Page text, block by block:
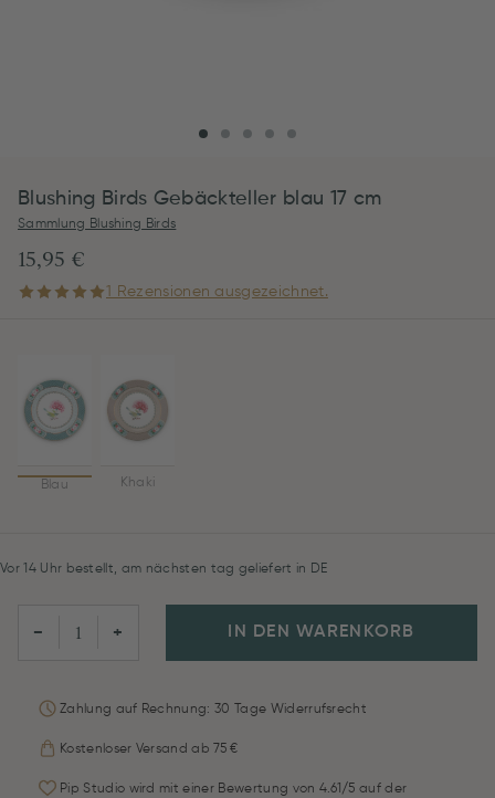
Blushing Birds Gebäckteller blau 17 cm
Sammlung Blushing Birds
15,95 €
1 Rezensionen ausgezeichnet.
Blau Khaki
Vor 14 Uhr bestellt, am nächsten tag geliefert in DE
− + IN DEN WARENKORB
Zahlung auf Rechnung: 30 Tage Widerrufsrecht
Kostenloser Versand ab 75 €
Pip Studio wird mit einer Bewertung von 4.61/5 auf der